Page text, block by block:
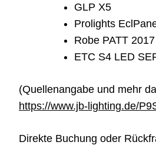
GLP X5
Prolights
Robe PATT
ETC S4 LED
(Quellenangabe und mehr
https://www.jb-lighting.de/
Direkte Buchung oder